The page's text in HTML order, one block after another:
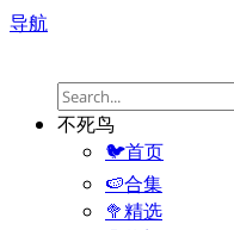
导航
不死鸟
🐦首页
🍉合集
🥦精选